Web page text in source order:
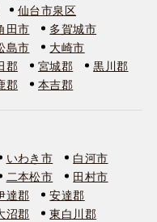
仙台市泉区
田市
多賀城市
島市
大崎市
郡 宮城郡
黒川郡
郡 本吉郡
いわき市
白河市
二本松市
田村市
達郡
安達郡
沼郡
東白川郡